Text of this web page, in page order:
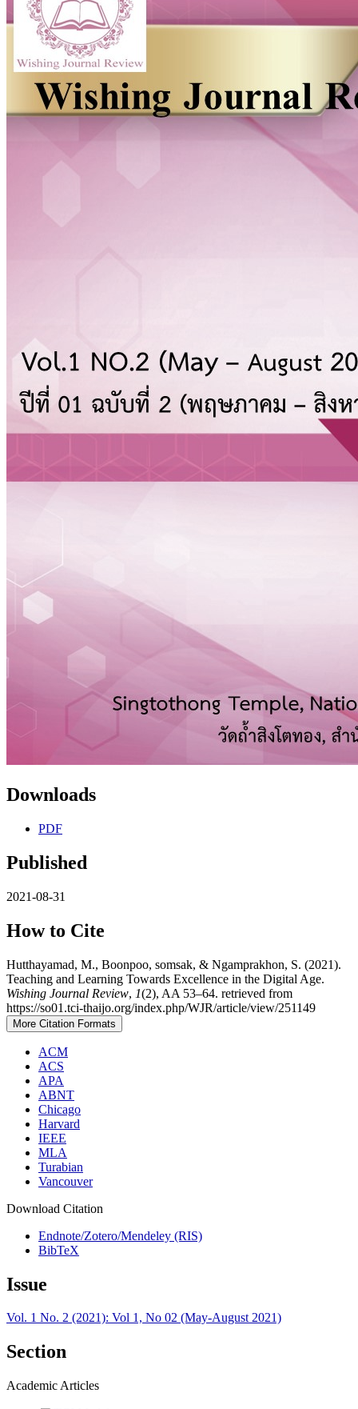
Downloads
PDF
Published
2021-08-31
How to Cite
Hutthayamad, M., Boonpoo, somsak, & Ngamprakhon, S. (2021).
Teaching and Learning Towards Excellence in the Digital Age.
Wishing Journal Review, 1(2), AA 53–64. retrieved from
https://so01.tci-thaijo.org/index.php/WJR/article/view/251149
More Citation Formats
ACM
ACS
APA
ABNT
Chicago
Harvard
IEEE
MLA
Turabian
Vancouver
Download Citation
Endnote/Zotero/Mendeley (RIS)
BibTeX
Issue
Vol. 1 No. 2 (2021): Vol 1, No 02 (May-August 2021)
Section
Academic Articles